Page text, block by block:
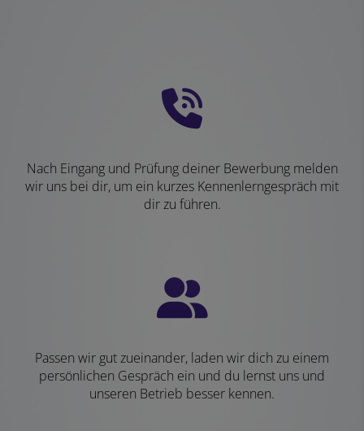
Nach Eingang und Prüfung deiner Bewerbung melden
wir uns bei dir, um ein kurzes Kennenlerngespräch mit
dir zu führen.
Passen wir gut zueinander, laden wir dich zu einem
persönlichen Gespräch ein und du lernst uns und
unseren Betrieb besser kennen.